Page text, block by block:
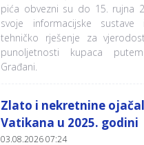
pića obvezni su do 15. rujna
svoje informacijske sustave
tehničko rješenje za
punoljetnosti kupaca
Građani.
Zlato i nekretnine
Vatikana u 2025. godini
03.08.2026 07:24